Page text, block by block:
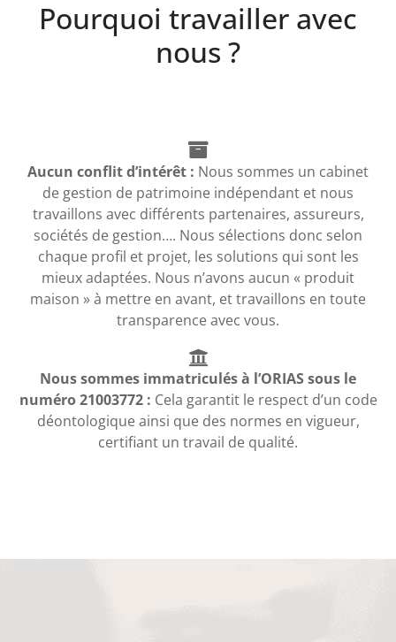
Pourquoi travailler avec
nous ?
Aucun conflit d’intérêt : Nous sommes un cabinet
de gestion de patrimoine indépendant et nous
travaillons avec différents partenaires, assureurs,
sociétés de gestion…. Nous sélections donc selon
chaque profil et projet, les solutions qui sont les
mieux adaptées. Nous n’avons aucun « produit
maison » à mettre en avant, et travaillons en toute
transparence avec vous.
Nous sommes immatriculés à l’ORIAS sous le
numéro 21003772 : Cela garantit le respect d’un code
déontologique ainsi que des normes en vigueur,
certifiant un travail de qualité.